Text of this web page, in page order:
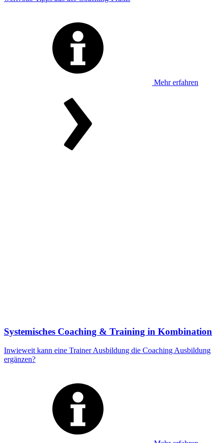
Mehr erfahren
Systemisches Coaching & Training in Kombination
Inwieweit kann eine Trainer Ausbildung die Coaching Ausbildung
ergänzen?